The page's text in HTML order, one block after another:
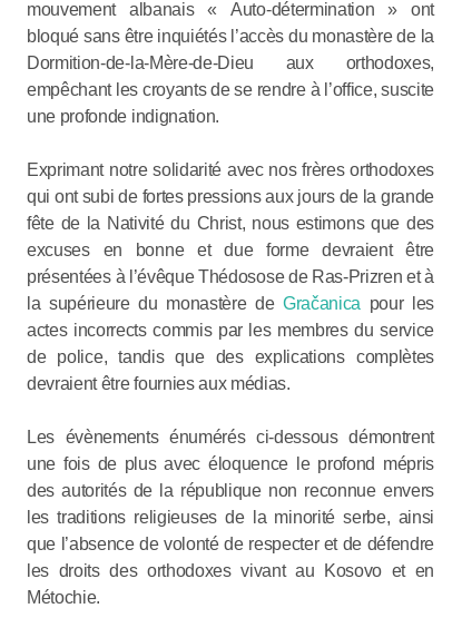
mouvement albanais « Auto-détermination » ont
bloqué sans être inquiétés l’accès du monastère de la
Dormition-de-la-Mère-de-Dieu aux orthodoxes,
empêchant les croyants de se rendre à l’office, suscite
une profonde indignation.
Exprimant notre solidarité avec nos frères orthodoxes
qui ont subi de fortes pressions aux jours de la grande
fête de la Nativité du Christ, nous estimons que des
excuses en bonne et due forme devraient être
présentées à l’évêque Thédosose de Ras-Prizren et à
la supérieure du monastère de Gračanica pour les
actes incorrects commis par les membres du service
de police, tandis que des explications complètes
devraient être fournies aux médias.
Les évènements énumérés ci-dessous démontrent
une fois de plus avec éloquence le profond mépris
des autorités de la république non reconnue envers
les traditions religieuses de la minorité serbe, ainsi
que l’absence de volonté de respecter et de défendre
les droits des orthodoxes vivant au Kosovo et en
Métochie.